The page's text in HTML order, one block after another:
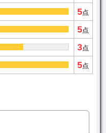
5点
5点
3点
5点